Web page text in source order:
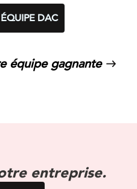
DAC
équipe gagnante
entreprise.